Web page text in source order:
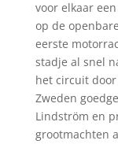
voor elkaar
op de
eerste
stadje al snel
het circuit
Zweden
Lindström en
grootmachten